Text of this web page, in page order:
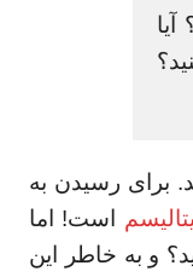
برای رسیدن به
است! اما
و به خاطر این